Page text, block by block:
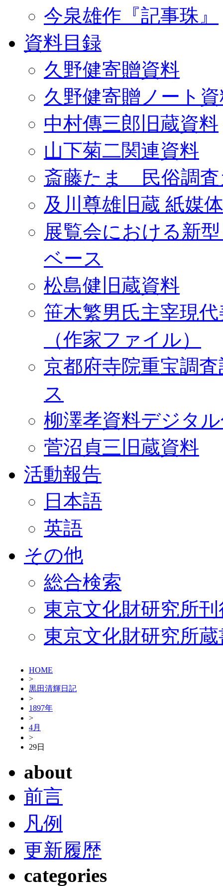
今泉雄作『記事珠』
資料目録
久野健寄贈資料
久野健寄贈ノート
中村傳三郎旧蔵資料
山下菊二関連資料
斎藤たま 民俗調査
及川尊雄旧蔵 紙媒
展覧会における新
ベース
松島健旧蔵資料
笹木繁男氏主宰現
（作家ファイル）
京都府寺院重宝調
ス
柳澤孝資料デジタ
菅沼貞三旧蔵資料
活動報告
日本語
英語
その他
総合検索
東京文化財研究所
東京文化財研究所
HOME
>
黒田清輝日記
>
1897年
>
4月
>
29日
about
前言
凡例
更新履歴
categories